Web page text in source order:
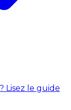
Lisez le guide